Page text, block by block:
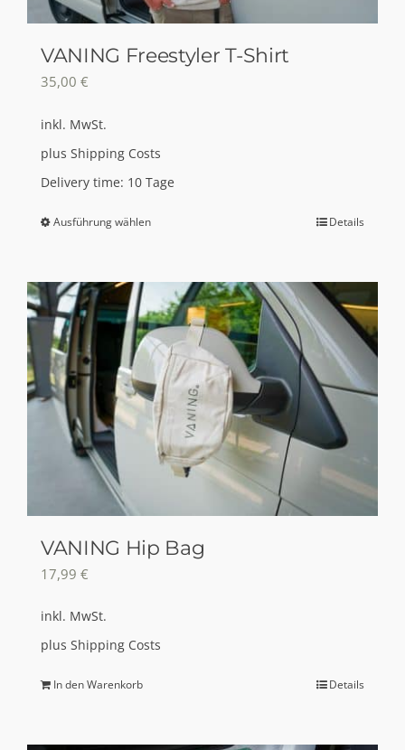
Produktseite
werden
VANING Freestyler T-Shirt
35,00 €
inkl. MwSt.
plus Shipping Costs
Delivery time: 10 Tage
Ausführung wählenDieses
mehrere
Varianten
auf.
Die
Optionen
können
auf
werden
Details
VANING Hip Bag
17,99 €
inkl. MwSt.
plus Shipping Costs
In den Warenkorb Details